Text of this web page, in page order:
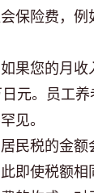
保险费，
果您的月收
元。员工
见。
民税的金
即使税额相